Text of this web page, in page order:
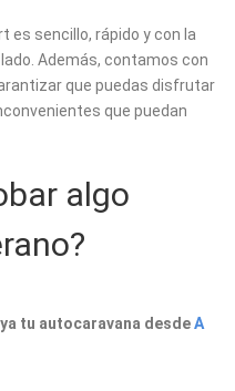
es sencillo, rápido y con la
Además, contamos con
que puedas disfrutar
que puedan
algo
ya tu autocaravana desdeA